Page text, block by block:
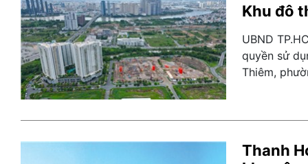
Khu đô
UBND
quyền sử
Thiêm,
Thanh